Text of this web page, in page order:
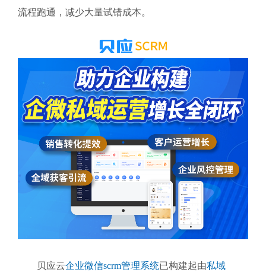
流程跑通，减少大量试错成本。
贝应云企业微信scrm管理系统已构建起由私域